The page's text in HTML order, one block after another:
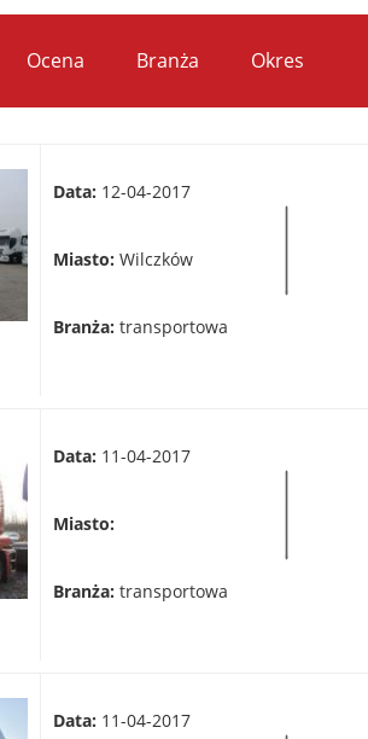
Ocena Branża Okres
Data: 12-04-2017
Miasto: Wilczków
Branża: transportowa
Data: 11-04-2017
Miasto:
Branża: transportowa
Data: 11-04-2017